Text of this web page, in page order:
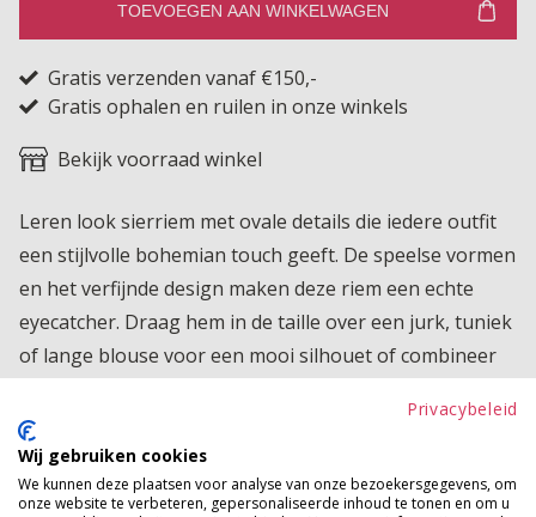
TOEVOEGEN AAN WINKELWAGEN
Gratis verzenden vanaf €150,-
Gratis ophalen en ruilen in onze winkels
Bekijk voorraad winkel
Leren look sierriem met ovale details die iedere outfit
een stijlvolle bohemian touch geeft. De speelse vormen
en het verfijnde design maken deze riem een echte
eyecatcher. Draag hem in de taille over een jurk, tuniek
of lange blouse voor een mooi silhouet of combineer
voorzien van een pin die je eenvoudig in één van de
gaatjes steekt, waardoor de riem naar wens
verstelbaar is. Een veelzijdig accessoire dat perfect past
Privacybeleid
Wij gebruiken cookies
We kunnen deze plaatsen voor analyse van onze bezoekersgegevens, om
onze website te verbeteren, gepersonaliseerde inhoud te tonen en om u